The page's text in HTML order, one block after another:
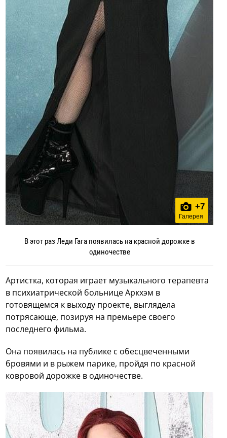
+7
Галерея
В этот раз Леди Гага появилась на красной дорожке в
одиночестве
Артистка, которая играет музыкального терапевта
в психиатрической больнице Аркхэм в
готовящемся к выходу проекте, выглядела
потрясающе, позируя на премьере своего
последнего фильма.
Она появилась на публике с обесцвеченными
бровями и в рыжем парике, пройдя по красной
ковровой дорожке в одиночестве.